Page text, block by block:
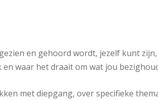
en gehoord wordt, jezelf kunt
waar het draait om wat jou
met diepgang, over specifieke